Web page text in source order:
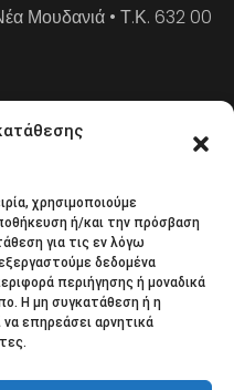
χρησιμοποιούμε
ή/και την πρόσβαση
για τις εν λόγω
δεδομένα
περιήγησης ή μοναδικά
Η μη συγκατάθεση ή η
επηρεάσει αρνητικά
Μουδανιά • Τ.Κ. 632 00
φυλλάδιο και μείνετε